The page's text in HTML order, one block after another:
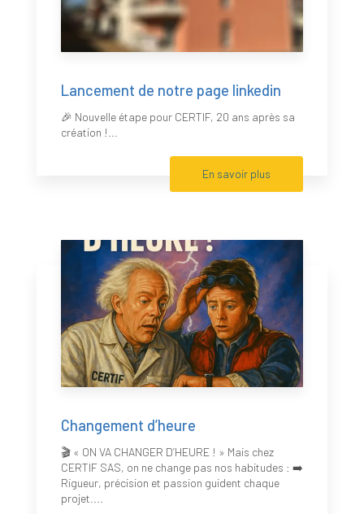
Lancement de notre page linkedin
🎉 Nouvelle étape pour CERTIF, 20 ans après sa
création !...
En savoir plus
Changement d’heure
🎬 « ON VA CHANGER D’HEURE ! » Mais chez
CERTIF SAS, on ne change pas nos habitudes : ➡️
Rigueur, précision et passion guident chaque
projet....